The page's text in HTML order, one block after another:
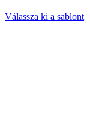
Válassza ki a sablont